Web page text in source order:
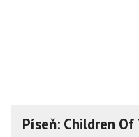
Píseň: Children